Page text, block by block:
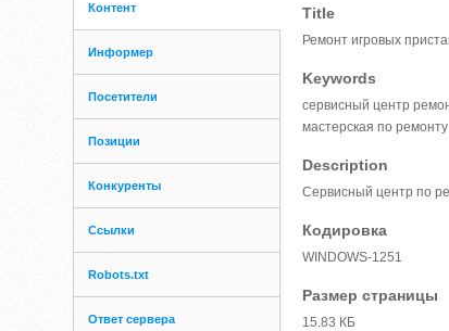
Контент
Информер
Посетители
Позиции
Конкуренты
Ссылки
Robots.txt
Ответ сервера
Title
Ремонт игровых
Keywords
сервисный центр
мастерская по
Description
Сервисный центр по
Кодировка
WINDOWS-1251
Размер страницы
15.83 КБ